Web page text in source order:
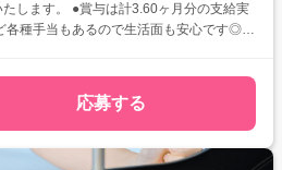
します。 ●賞与は計3.60ヶ月分の支給実
各種手当もあるので生活面も安心です◎ ●
応募する